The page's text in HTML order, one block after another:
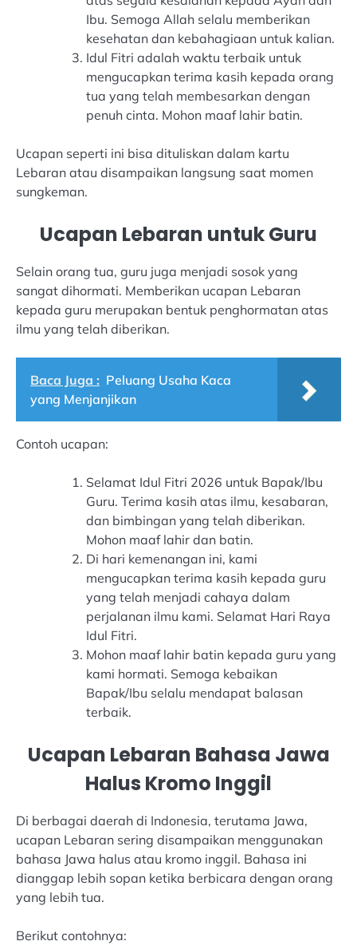
Ibu. Semoga Allah selalu memberikan
kesehatan dan kebahagiaan untuk kalian.
Idul Fitri adalah waktu terbaik untuk
mengucapkan terima kasih kepada orang
tua yang telah membesarkan dengan
penuh cinta. Mohon maaf lahir batin.
Ucapan seperti ini bisa dituliskan dalam kartu
Lebaran atau disampaikan langsung saat momen
sungkeman.
Ucapan Lebaran untuk Guru
Selain orang tua, guru juga menjadi sosok yang
sangat dihormati. Memberikan ucapan Lebaran
kepada guru merupakan bentuk penghormatan atas
ilmu yang telah diberikan.
Baca Juga : Peluang Usaha Kaca
yang Menjanjikan
Contoh ucapan:
Selamat Idul Fitri 2026 untuk Bapak/Ibu
Guru. Terima kasih atas ilmu, kesabaran,
dan bimbingan yang telah diberikan.
Mohon maaf lahir dan batin.
Di hari kemenangan ini, kami
mengucapkan terima kasih kepada guru
yang telah menjadi cahaya dalam
perjalanan ilmu kami. Selamat Hari Raya
Idul Fitri.
Mohon maaf lahir batin kepada guru yang
kami hormati. Semoga kebaikan
Bapak/Ibu selalu mendapat balasan
terbaik.
Ucapan Lebaran Bahasa Jawa
Halus Kromo Inggil
Di berbagai daerah di Indonesia, terutama Jawa,
ucapan Lebaran sering disampaikan menggunakan
bahasa Jawa halus atau kromo inggil. Bahasa ini
dianggap lebih sopan ketika berbicara dengan orang
yang lebih tua.
Berikut contohnya: